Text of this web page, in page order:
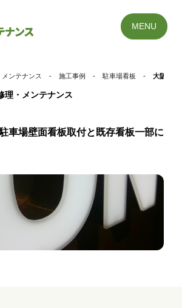
MENU
ンテナンス - 施工事例 - 駐車場看板 - 大阪府八
理・メンテナンス
車場壁面看板取付と既存看板一部に